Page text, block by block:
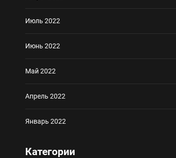
Июль 2022
Июнь 2022
Май 2022
Апрель 2022
Январь 2022
Категории